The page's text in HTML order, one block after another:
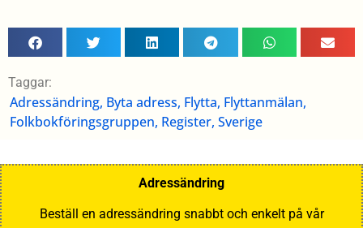
Taggar:
Adressändring, Byta adress, Flytta, Flyttanmälan,
Folkbokföringsgruppen, Register, Sverige
Adressändring
Beställ en adressändring snabbt och enkelt på vår